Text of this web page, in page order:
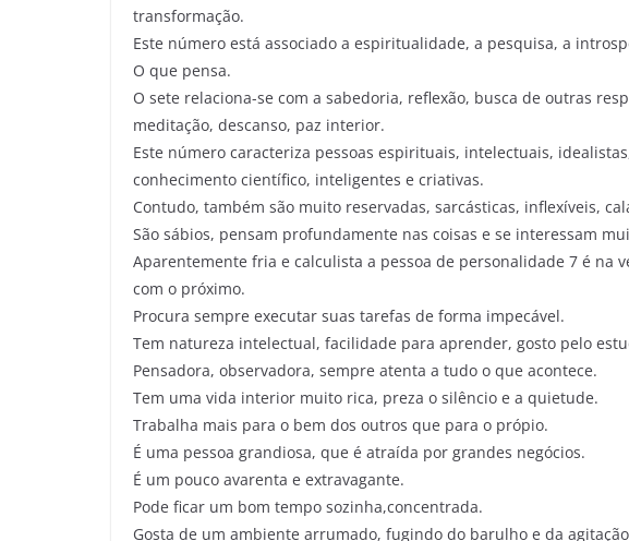
transformação.
Este número está associado a espiritualidade, a pesquisa, a
O que pensa.
O sete relaciona-se com a sabedoria, reflexão, busca de outras
meditação, descanso, paz interior.
Este número caracteriza pessoas espirituais, intelectuais,
conhecimento científico, inteligentes e criativas.
Contudo, também são muito reservadas, sarcásticas, inflexíveis,
São sábios, pensam profundamente nas coisas e se interessam
Aparentemente fria e calculista a pessoa de personalidade 7 é na
com o próximo.
Procura sempre executar suas tarefas de forma impecável.
Tem natureza intelectual, facilidade para aprender, gosto pelo
Pensadora, observadora, sempre atenta a tudo o que acontece.
Tem uma vida interior muito rica, preza o silêncio e a quietude.
Trabalha mais para o bem dos outros que para o própio.
É uma pessoa grandiosa, que é atraída por grandes negócios.
É um pouco avarenta e extravagante.
Pode ficar um bom tempo sozinha,concentrada.
Gosta de um ambiente arrumado, fugindo do barulho e da